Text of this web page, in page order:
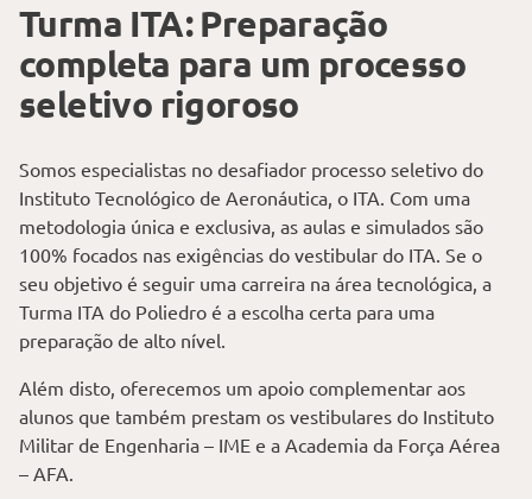
Turma ITA: Preparação
completa para um processo
seletivo rigoroso
Somos especialistas no desafiador processo seletivo do
Instituto Tecnológico de Aeronáutica, o ITA. Com uma
metodologia única e exclusiva, as aulas e simulados são
100% focados nas exigências do vestibular do ITA. Se o
seu objetivo é seguir uma carreira na área tecnológica, a
Turma ITA do Poliedro é a escolha certa para uma
preparação de alto nível.
Além disto, oferecemos um apoio complementar aos
alunos que também prestam os vestibulares do Instituto
Militar de Engenharia – IME e a Academia da Força Aérea
– AFA.